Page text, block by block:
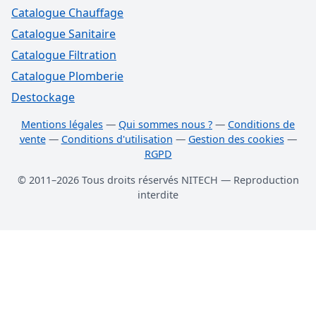
Catalogue Chauffage
Catalogue Sanitaire
Catalogue Filtration
Catalogue Plomberie
Destockage
Mentions légales — Qui sommes nous ? — Conditions de
vente— Conditions d'utilisation — Gestion des cookies—
RGPD
© 2011–2026 Tous droits réservés NITECH — Reproduction
interdite